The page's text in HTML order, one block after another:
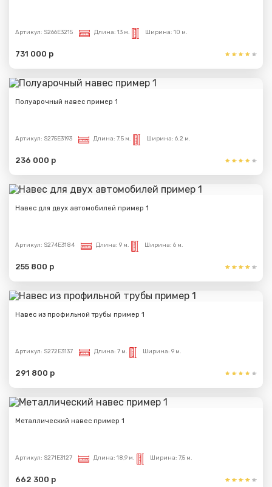
Артикул: S266E3215 Длина: 13 м. Ширина: 10 м.
731 000 р
Полуарочный навес пример 1
Артикул: S275E3193 Длина: 7.5 м. Ширина: 6.2 м.
236 000 р
Навес для двух автомобилей пример 1
Артикул: S274E3184 Длина: 9 м. Ширина: 6 м.
255 800 р
Навес из профильной трубы пример 1
Артикул: S272E3137 Длина: 7 м. Ширина: 9 м.
291 800 р
Металлический навес пример 1
Артикул: S271E3127 Длина: 18,9 м. Ширина: 7,5 м.
662 300 р